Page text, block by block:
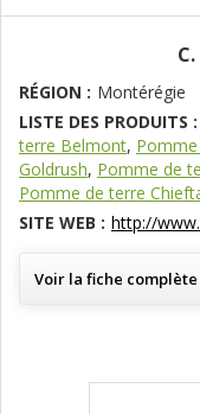
RÉGION : Montérégie
LISTE DES PRODUITS :
terre Belmont,
Goldrush, Pomme de
Pomme de terre
SITE WEB : http://
Voir la fiche complète